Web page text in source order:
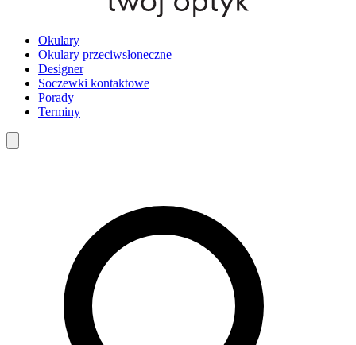
Okulary
Okulary przeciwsłoneczne
Designer
Soczewki kontaktowe
Porady
Terminy